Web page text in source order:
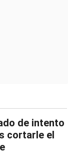
de intento
cortarle el